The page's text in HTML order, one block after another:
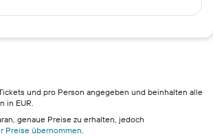
in Holstein
und pro Person angegeben und beinhalten alle
in EUR.
genaue Preise zu erhalten, jedoch
Preise übernommen.